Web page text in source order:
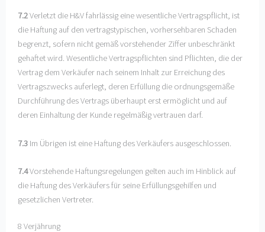
7.2Verletzt die H&V fahrlässig eine wesentliche Vertragspflicht, ist
die Haftung auf den vertragstypischen, vorhersehbaren Schaden
begrenzt, sofern nicht gemäß vorstehender Ziffer unbeschränkt
gehaftet wird. Wesentliche Vertragspflichten sind Pflichten, die der
Vertrag dem Verkäufer nach seinem Inhalt zur Erreichung des
Vertragszwecks auferlegt, deren Erfüllung die ordnungsgemäße
Durchführung des Vertrags überhaupt erst ermöglicht und auf
deren Einhaltung der Kunde regelmäßig vertrauen darf.
7.3 Im Übrigen ist eine Haftung des Verkäufers ausgeschlossen.
7.4Vorstehende Haftungsregelungen gelten auch im Hinblick auf
die Haftung des Verkäufers für seine Erfüllungsgehilfen und
gesetzlichen Vertreter.
8 Verjährung